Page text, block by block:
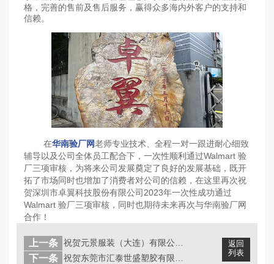
格，完善的售前及售后服务，赢得众多海内外客户的支持和
信赖。
在华南验厂网老师专业技术、全程一对一跟进耐心细致
辅导以及公司全体员工配合下，一次性顺利通过Walmart 验
厂三项审核，为将来公司发展奠定了良好的发展基础，既开
拓了市场同时也增加了消费者对公司的信赖，在这里再次祝
贺深圳市卓翼科技股份有限公司2023年一次性成功通过
Walmart 验厂三项审核，同时也期待未来再次与华南验厂网
合作！
返回
列表
上一条
下一条